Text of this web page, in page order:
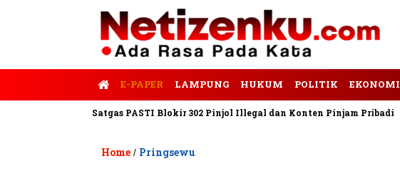
E-PAPER LAMPUNG HUKUM POLITIK EKONOMI
Satgas PASTI Blokir 302 Pinjol Illegal dan Konten Pinjam Pribadi
Home / Pringsewu